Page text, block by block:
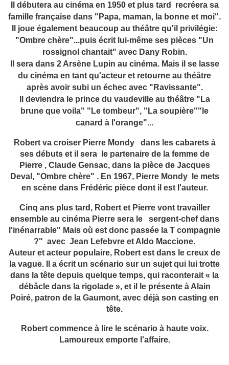
Il débutera au cinéma en 1950 et plus tard recréera sa
famille française dans "Papa, maman, la bonne et moi".
Il joue également beaucoup au théâtre qu'il privilégie:
"Ombre chère"...puis écrit lui-même ses pièces "Un
rossignol chantait" avec Dany Robin.
Il sera dans 2 Arsène Lupin au cinéma. Mais il se lasse
du cinéma en tant qu'acteur et retourne au théâtre
après avoir subi un échec avec "Ravissante".
Il deviendra le prince du vaudeville au théâtre "La
brune que voila" "Le tombeur", "La soupière""le
canard à l'orange"...
Robert va croiser Pierre Mondy dans les cabarets à
ses débuts et il sera le partenaire de la femme de
Pierre , Claude Gensac, dans la pièce de Jacques
Deval, "Ombre chère" . En 1967, Pierre Mondy le mets
en scène dans Frédéric pièce dont il est l'auteur.
Cinq ans plus tard, Robert et Pierre vont travailler
ensemble au cinéma Pierre sera le sergent-chef dans
l'inénarrable" Mais où est donc passée la T compagnie
?" avec Jean Lefebvre et Aldo Maccione.
Auteur et acteur populaire, Robert est dans le creux de
la vague. Il a écrit un scénario sur un sujet qui lui trotte
dans la tête depuis quelque temps, qui raconterait « la
débâcle dans la rigolade », et il le présente à Alain
Poiré, patron de la Gaumont, avec déjà son casting en
tête.
Robert commence à lire le scénario à haute voix.
Lamoureux emporte l'affaire.